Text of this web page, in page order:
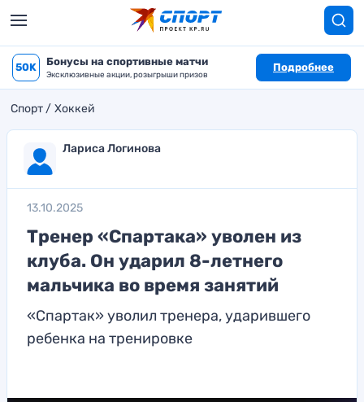
50K Бонусы на спортивные матчи
Эксклюзивные акции, розыгрыши призов
Подробнее
Спорт Хоккей
Лариса Логинова
13.10.2025
Тренер «Спартака» уволен из
клуба. Он ударил 8-летнего
мальчика во время занятий
«Спартак» уволил тренера, ударившего
ребенка на тренировке